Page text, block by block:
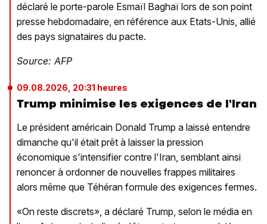
déclaré le porte-parole Esmaïl Baghaï lors de son point
presse hebdomadaire, en référence aux Etats-Unis, allié
des pays signataires du pacte.
Source: AFP
09.08.2026, 20:31 heures
Trump minimise les exigences de l'Iran
Le président américain Donald Trump a laissé entendre
dimanche qu'il était prêt à laisser la pression
économique s'intensifier contre l'Iran, semblant ainsi
renoncer à ordonner de nouvelles frappes militaires
alors même que Téhéran formule des exigences fermes.
«On reste discrets», a déclaré Trump, selon le média en